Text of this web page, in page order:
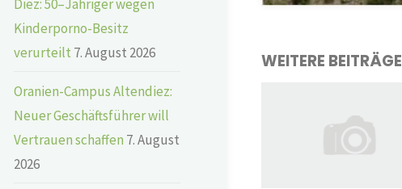
WEITERE BEITRÄGE
Diez: 50–Jähriger wegen
Kinderporno-Besitz
verurteilt 7. August 2026
Oranien-Campus Altendiez:
Neuer Geschäftsführer will
Vertrauen schaffen 7. August
2026